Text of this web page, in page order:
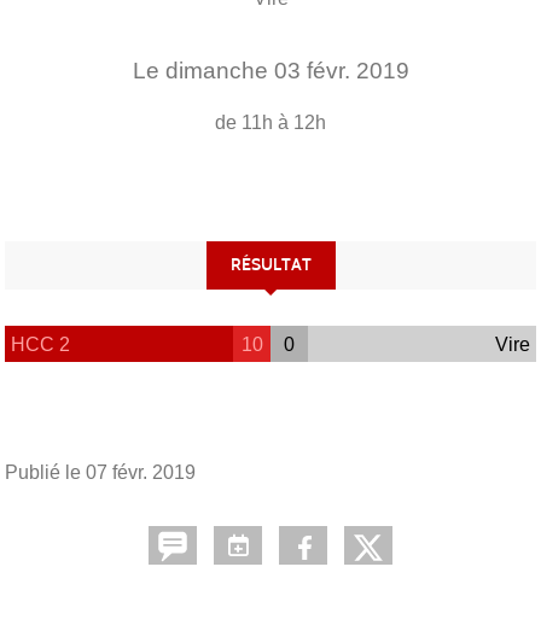
Le dimanche 03 févr. 2019
de 11h à 12h
RÉSULTAT
HCC 2 10 0 Vire
Publié le 07 févr. 2019